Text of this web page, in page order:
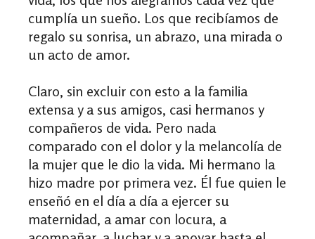
cumplía un sueño. Los que recibíamos de
regalo su sonrisa, un abrazo, una mirada o
un acto de amor.
Claro, sin excluir con esto a la familia
extensa y a sus amigos, casi hermanos y
compañeros de vida. Pero nada
comparado con el dolor y la melancolía de
la mujer que le dio la vida. Mi hermano la
hizo madre por primera vez. Él fue quien le
enseñó en el día a día a ejercer su
maternidad, a amar con locura, a